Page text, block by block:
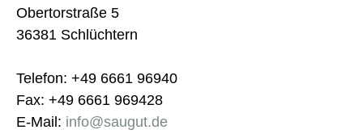
Obertorstraße 5
36381 Schlüchtern
Telefon: +49 6661 96940
Fax: +49 6661 969428
E-Mail: info@saugut.de